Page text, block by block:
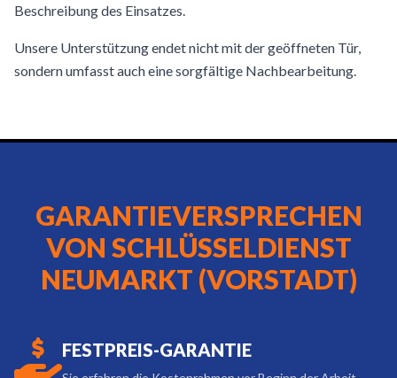
Beschreibung des Einsatzes.
Unsere Unterstützung endet nicht mit der geöffneten Tür,
sondern umfasst auch eine sorgfältige Nachbearbeitung.
GARANTIEVERSPRECHEN
VON SCHLÜSSELDIENST
NEUMARKT (VORSTADT)
FESTPREIS-GARANTIE